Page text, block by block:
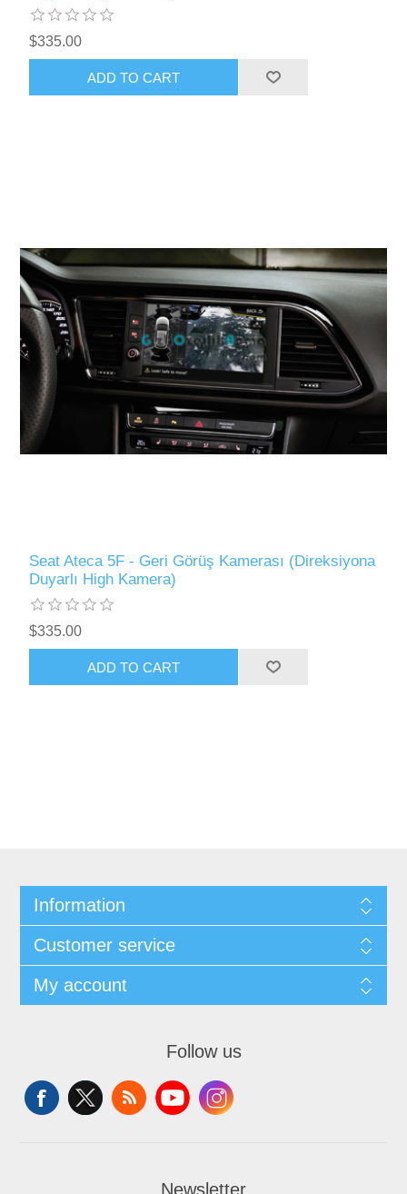
$335.00
ADD TO CART
Seat Ateca 5F - Geri Görüş Kamerası (Direksiyona
Duyarlı High Kamera)
$335.00
ADD TO CART
Information
Customer service
My account
Follow us
Newsletter